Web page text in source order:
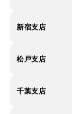
新宿支店
松戸支店
千葉支店